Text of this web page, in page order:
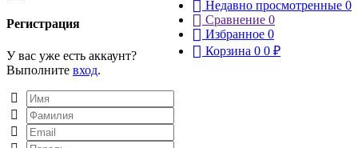
Недавно просмотренные 0
Сравнение 0
Избранное 0
Корзина 0 0 ₽
Регистрация
У вас уже есть аккаунт?
Выполните вход.